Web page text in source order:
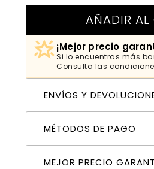
AÑADIR AL
¡Mejor precio
Si lo encuentras más
Consulta las
ENVÍOS Y
MÉTODOS DE PAGO
MEJOR PRECIO